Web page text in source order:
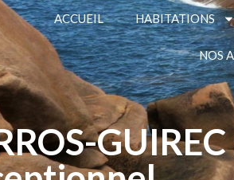
ACCUEIL HABITATIONS
NOS